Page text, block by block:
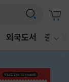
외국도서 중고샵